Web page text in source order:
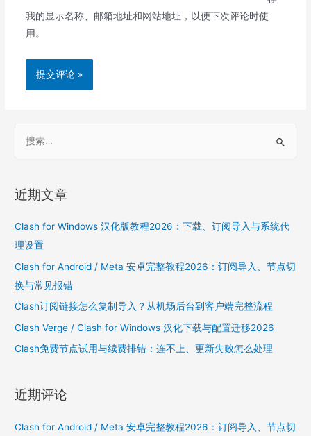
我的显示名称、邮箱地址和网站地址，以便下次评论时使
用。
r
h
f
o
r
:
近期文章
Clash for Windows 汉化版教程2026：下载、订阅导入与系统代
理设置
Clash for Android / Meta 安卓完整教程2026：订阅导入、节点切
换与常见报错
Clash订阅链接怎么复制导入？从机场后台到客户端完整流程
Clash Verge / Clash for Windows 汉化下载与配置迁移2026
Clash免费节点试用与续费排错：连不上、更新失败怎么处理
近期评论
Clash for Android / Meta 安卓完整教程2026：订阅导入、节点切